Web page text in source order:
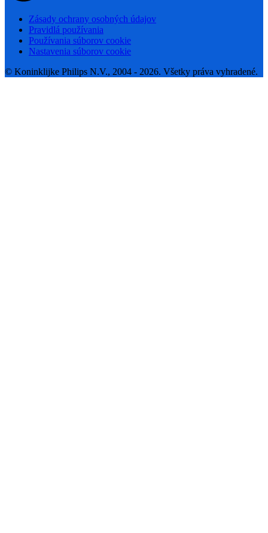
Zásady ochrany osobných údajov
Pravidlá používania
Používania súborov cookie
Nastavenia súborov cookie
© Koninklijke Philips N.V., 2004 - 2026. Všetky práva vyhradené.